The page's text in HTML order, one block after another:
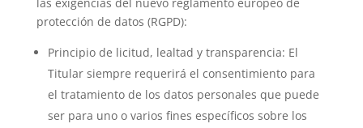
protección de datos (RGPD):
Principio de licitud, lealtad y transparencia: El
Titular siempre requerirá el consentimiento para
el tratamiento de los datos personales que puede
ser para uno o varios fines específicos sobre los